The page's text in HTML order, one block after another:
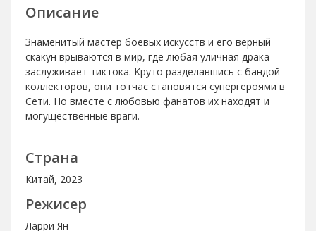
Описание
Знаменитый мастер боевых искусств и его верный
скакун врываются в мир, где любая уличная драка
заслуживает тиктока. Круто разделавшись с бандой
коллекторов, они тотчас становятся супергероями в
Сети. Но вместе с любовью фанатов их находят и
могущественные враги.
Страна
Китай, 2023
Режисер
Ларри Ян